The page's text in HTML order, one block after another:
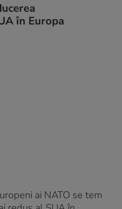
în Europa
ai NATO se tem